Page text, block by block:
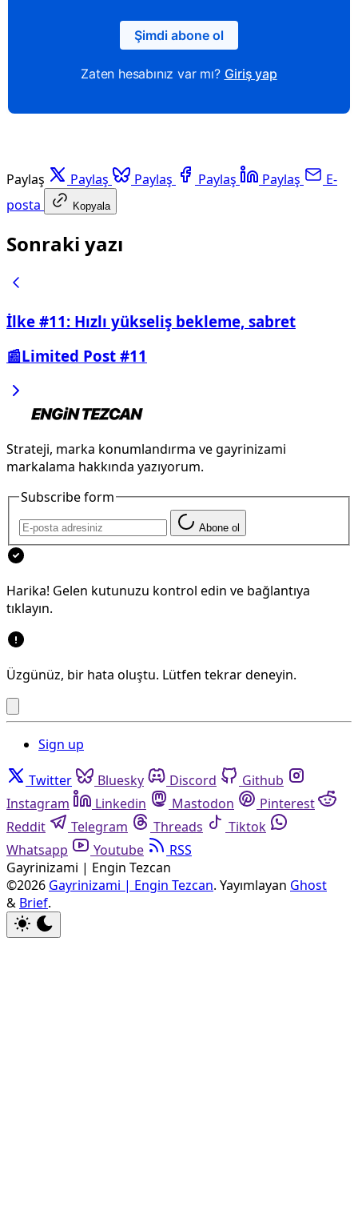
Şimdi abone ol
Zaten hesabınız var mı? Giriş yap
Paylaş Paylaş Paylaş Paylaş Paylaş
E-
posta
Kopyala
Sonraki yazı
İlke #11: Hızlı yükseliş bekleme, sabret
📰Limited Post #11
Strateji, marka konumlandırma ve gayrinizami
markalama hakkında yazıyorum.
Subscribe form
Abone ol
Harika! Gelen kutunuzu kontrol edin ve bağlantıya
tıklayın.
Üzgünüz, bir hata oluştu. Lütfen tekrar deneyin.
Sign up
Twitter Bluesky Discord
Github
Instagram
Linkedin Mastodon
Pinterest
Reddit
Telegram Threads
Tiktok
Whatsapp
Youtube
RSS
Gayrinizami | Engin Tezcan
©2026 Gayrinizami | Engin Tezcan. Yayımlayan Ghost
& Brief.